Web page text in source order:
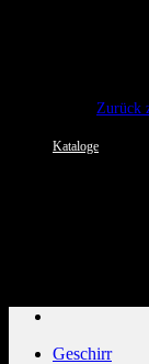
Zurück
Kataloge
Geschirr